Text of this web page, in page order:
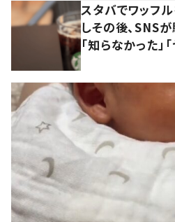
スタバでワッフ
しその後、SNS
「知らなかった」